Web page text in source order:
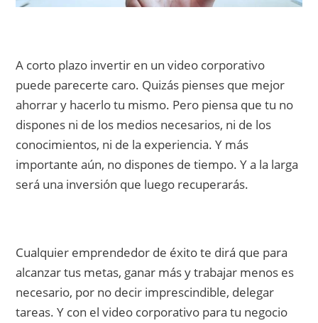
A corto plazo invertir en un video corporativo
puede parecerte caro. Quizás pienses que mejor
ahorrar y hacerlo tu mismo. Pero piensa que tu no
dispones ni de los medios necesarios, ni de los
conocimientos, ni de la experiencia. Y más
importante aún, no dispones de tiempo. Y a la larga
será una inversión que luego recuperarás.
Cualquier emprendedor de éxito te dirá que para
alcanzar tus metas, ganar más y trabajar menos es
necesario, por no decir imprescindible, delegar
tareas. Y con el video corporativo para tu negocio